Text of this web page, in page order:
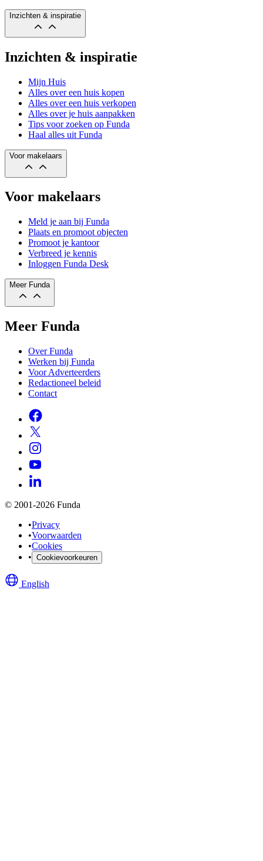
Inzichten & inspiratie
Inzichten & inspiratie
Mijn Huis
Alles over een huis kopen
Alles over een huis verkopen
Alles over je huis aanpakken
Tips voor zoeken op Funda
Haal alles uit Funda
Voor makelaars
Voor makelaars
Meld je aan bij Funda
Plaats en promoot objecten
Promoot je kantoor
Verbreed je kennis
Inloggen Funda Desk
Meer Funda
Meer Funda
Over Funda
Werken bij Funda
Voor Adverteerders
Redactioneel beleid
Contact
© 2001-2026 Funda
•Privacy
•Voorwaarden
•Cookies
• Cookievoorkeuren
English